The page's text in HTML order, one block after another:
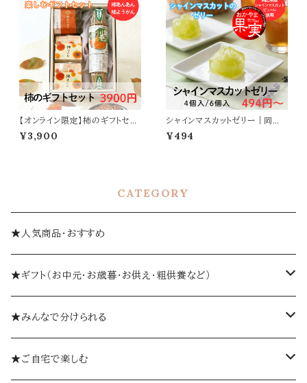
【オンライン限定】柿のギフトセッ
ト｜柿巻・柿ようかん・柿あんあ
ん・ 詰め合わせ
¥3,900
シャインマスカットゼリー｜岡山
県産シャインマスカット使用
¥494
CATEGORY
★人気商品・おすすめ
★ギフト（お中元・お歳暮・お供え・粗供養など）
箱入り
詰め合わせギフト
★みんなで分けられる
個包装
★ご自宅で楽しむ